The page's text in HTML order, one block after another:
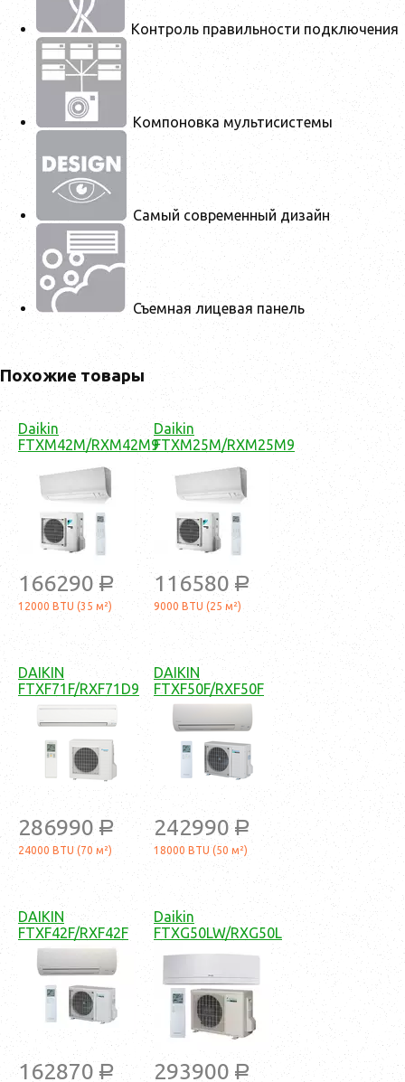
Контроль правильности подключения
Компоновка мультисистемы
Самый современный дизайн
Съемная лицевая панель
Похожие товары
Daikin
FTXM42M/RXM42M9
166290 a
12000 BTU (35 м²)
Daikin
FTXM25M/RXM25M9
116580 a
9000 BTU (25 м²)
DAIKIN
FTXF71F/RXF71D9
286990 a
24000 BTU (70 м²)
DAIKIN
FTXF50F/RXF50F
242990 a
18000 BTU (50 м²)
DAIKIN
FTXF42F/RXF42F
162870 a
Daikin
FTXG50LW/RXG50L
293900 a